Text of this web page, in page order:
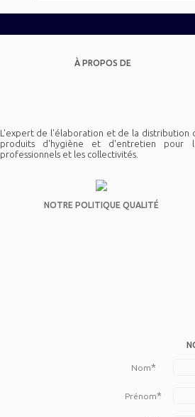
À PROPOS DE
L'expert de l'élaboration et de la distribution
produits d'hygiène et d'entretien pour
professionnels et les collectivités.
NOTRE POLITIQUE QUALITÉ
Nom*
Prénom*